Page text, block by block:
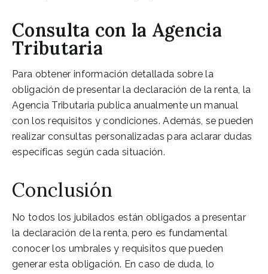
Consulta con la Agencia
Tributaria
Para obtener información detallada sobre la
obligación de presentar la declaración de la renta, la
Agencia Tributaria publica anualmente un manual
con los requisitos y condiciones. Además, se pueden
realizar consultas personalizadas para aclarar dudas
específicas según cada situación.
Conclusión
No todos los jubilados están obligados a presentar
la declaración de la renta, pero es fundamental
conocer los umbrales y requisitos que pueden
generar esta obligación. En caso de duda, lo